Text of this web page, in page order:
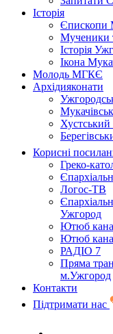
Історія
Мученики
Історія
Ікона
Молодь МГКЄ
Архідияконати
Хустський
Корисні
Греко-
Логос-ТВ
Ужгород
Ютюб
Ютюб
РАДІО 7
Пряма
м.Ужгород
Контакти
Підтримати нас